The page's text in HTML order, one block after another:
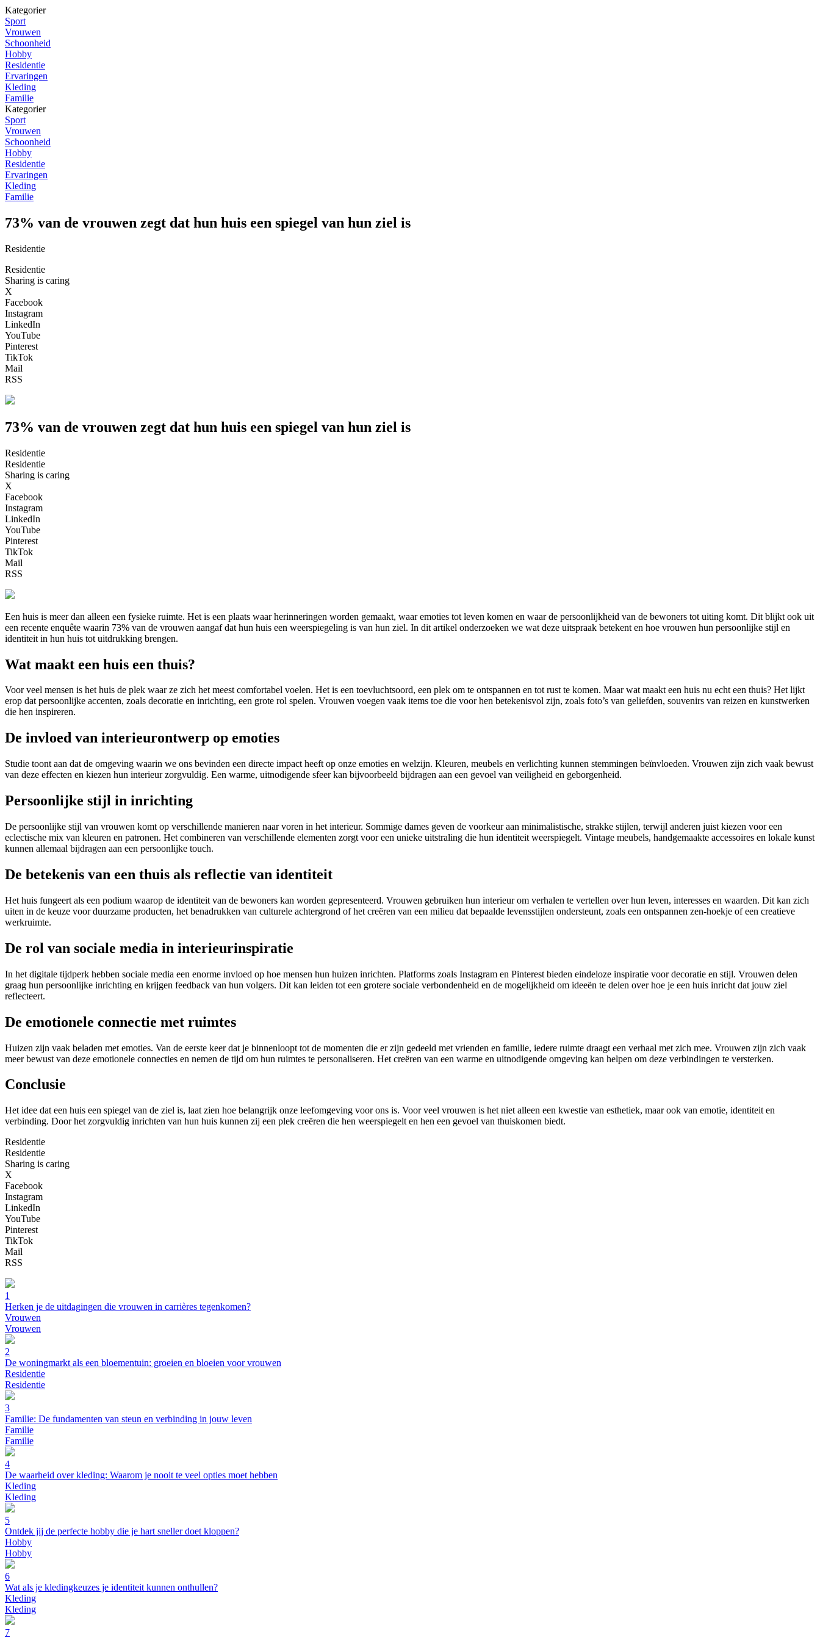
Kategorier
Sport
Vrouwen
Schoonheid
Hobby
Residentie
Ervaringen
Kleding
Familie
Kategorier
Sport
Vrouwen
Schoonheid
Hobby
Residentie
Ervaringen
Kleding
Familie
73% van de vrouwen zegt dat hun huis een spiegel van hun ziel is
Residentie
Residentie
Sharing is caring
X
Facebook
Instagram
LinkedIn
YouTube
Pinterest
TikTok
Mail
RSS
73% van de vrouwen zegt dat hun huis een spiegel van hun ziel is
Residentie
Residentie
Sharing is caring
X
Facebook
Instagram
LinkedIn
YouTube
Pinterest
TikTok
Mail
RSS
Een huis is meer dan alleen een fysieke ruimte. Het is een plaats waar herinneringen worden gemaakt, waar emoties tot leven komen en waar de persoonlijkheid van de bewoners tot uiting komt. Dit blijkt ook uit
een recente enquête waarin 73% van de vrouwen aangaf dat hun huis een weerspiegeling is van hun ziel. In dit artikel onderzoeken we wat deze uitspraak betekent en hoe vrouwen hun persoonlijke stijl en
identiteit in hun huis tot uitdrukking brengen.
Wat maakt een huis een thuis?
Voor veel mensen is het huis de plek waar ze zich het meest comfortabel voelen. Het is een toevluchtsoord, een plek om te ontspannen en tot rust te komen. Maar wat maakt een huis nu echt een thuis? Het lijkt
erop dat persoonlijke accenten, zoals decoratie en inrichting, een grote rol spelen. Vrouwen voegen vaak items toe die voor hen betekenisvol zijn, zoals foto’s van geliefden, souvenirs van reizen en kunstwerken
die hen inspireren.
De invloed van interieurontwerp op emoties
Studie toont aan dat de omgeving waarin we ons bevinden een directe impact heeft op onze emoties en welzijn. Kleuren, meubels en verlichting kunnen stemmingen beïnvloeden. Vrouwen zijn zich vaak bewust
van deze effecten en kiezen hun interieur zorgvuldig. Een warme, uitnodigende sfeer kan bijvoorbeeld bijdragen aan een gevoel van veiligheid en geborgenheid.
Persoonlijke stijl in inrichting
De persoonlijke stijl van vrouwen komt op verschillende manieren naar voren in het interieur. Sommige dames geven de voorkeur aan minimalistische, strakke stijlen, terwijl anderen juist kiezen voor een
eclectische mix van kleuren en patronen. Het combineren van verschillende elementen zorgt voor een unieke uitstraling die hun identiteit weerspiegelt. Vintage meubels, handgemaakte accessoires en lokale kunst
kunnen allemaal bijdragen aan een persoonlijke touch.
De betekenis van een thuis als reflectie van identiteit
Het huis fungeert als een podium waarop de identiteit van de bewoners kan worden gepresenteerd. Vrouwen gebruiken hun interieur om verhalen te vertellen over hun leven, interesses en waarden. Dit kan zich
uiten in de keuze voor duurzame producten, het benadrukken van culturele achtergrond of het creëren van een milieu dat bepaalde levensstijlen ondersteunt, zoals een ontspannen zen-hoekje of een creatieve
werkruimte.
De rol van sociale media in interieurinspiratie
In het digitale tijdperk hebben sociale media een enorme invloed op hoe mensen hun huizen inrichten. Platforms zoals Instagram en Pinterest bieden eindeloze inspiratie voor decoratie en stijl. Vrouwen delen
graag hun persoonlijke inrichting en krijgen feedback van hun volgers. Dit kan leiden tot een grotere sociale verbondenheid en de mogelijkheid om ideeën te delen over hoe je een huis inricht dat jouw ziel
reflecteert.
De emotionele connectie met ruimtes
Huizen zijn vaak beladen met emoties. Van de eerste keer dat je binnenloopt tot de momenten die er zijn gedeeld met vrienden en familie, iedere ruimte draagt een verhaal met zich mee. Vrouwen zijn zich vaak
meer bewust van deze emotionele connecties en nemen de tijd om hun ruimtes te personaliseren. Het creëren van een warme en uitnodigende omgeving kan helpen om deze verbindingen te versterken.
Conclusie
Het idee dat een huis een spiegel van de ziel is, laat zien hoe belangrijk onze leefomgeving voor ons is. Voor veel vrouwen is het niet alleen een kwestie van esthetiek, maar ook van emotie, identiteit en
verbinding. Door het zorgvuldig inrichten van hun huis kunnen zij een plek creëren die hen weerspiegelt en hen een gevoel van thuiskomen biedt.
Residentie
Residentie
Sharing is caring
X
Facebook
Instagram
LinkedIn
YouTube
Pinterest
TikTok
Mail
RSS
1
Herken je de uitdagingen die vrouwen in carrières tegenkomen?
Vrouwen
Vrouwen
2
De woningmarkt als een bloementuin: groeien en bloeien voor vrouwen
Residentie
Residentie
3
Familie: De fundamenten van steun en verbinding in jouw leven
Familie
Familie
4
De waarheid over kleding: Waarom je nooit te veel opties moet hebben
Kleding
Kleding
5
Ontdek jij de perfecte hobby die je hart sneller doet kloppen?
Hobby
Hobby
6
Wat als je kledingkeuzes je identiteit kunnen onthullen?
Kleding
Kleding
7